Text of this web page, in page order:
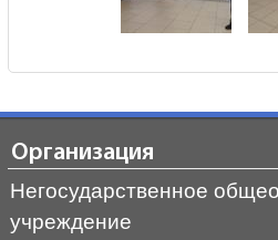
Организация
Негосударственное
учреждение